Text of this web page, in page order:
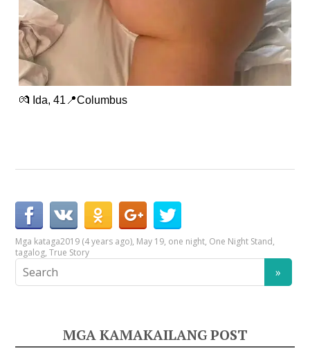
💏 Ida, 41📍Columbus
Mga kataga2019 (4 years ago), May 19, one night, One Night Stand,
tagalog,True Story
MGA KAMAKAILANG POST